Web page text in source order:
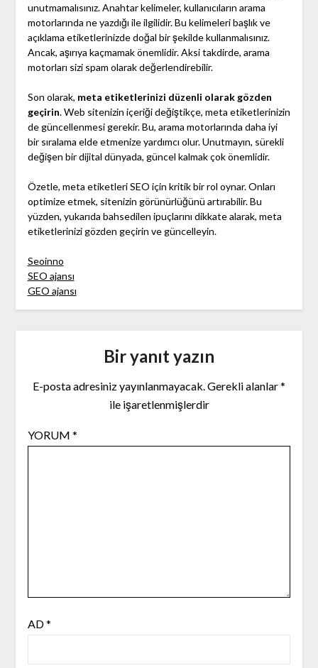
unutmamalısınız. Anahtar kelimeler, kullanıcıların arama
motorlarında ne yazdığı ile ilgilidir. Bu kelimeleri başlık ve
açıklama etiketlerinizde doğal bir şekilde kullanmalısınız.
Ancak, aşırıya kaçmamak önemlidir. Aksi takdirde, arama
motorları sizi spam olarak değerlendirebilir.
Son olarak, meta etiketlerinizi düzenli olarak gözden
geçirin. Web sitenizin içeriği değiştikçe, meta etiketlerinizin
de güncellenmesi gerekir. Bu, arama motorlarında daha iyi
bir sıralama elde etmenize yardımcı olur. Unutmayın, sürekli
değişen bir dijital dünyada, güncel kalmak çok önemlidir.
Özetle, meta etiketleri SEO için kritik bir rol oynar. Onları
optimize etmek, sitenizin görünürlüğünü artırabilir. Bu
yüzden, yukarıda bahsedilen ipuçlarını dikkate alarak, meta
etiketlerinizi gözden geçirin ve güncelleyin.
Seoinno
SEO ajansı
GEO ajansı
Bir yanıt yazın
E-posta adresiniz yayınlanmayacak.Gerekli alanlar*
ile işaretlenmişlerdir
YORUM *
AD*